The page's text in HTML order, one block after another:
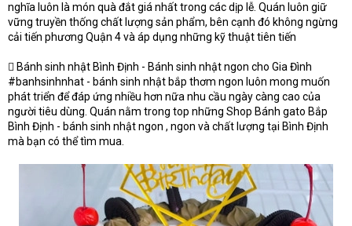
nghĩa luôn là món quà đắt giá nhất trong các dịp lễ. Quán luôn giữ
vững truyền thống chất lượng sản phẩm, bên cạnh đó không ngừng
cải tiến phương Quận 4 và áp dụng những kỹ thuật tiên tiến
 Bánh sinh nhật Bình Định - Bánh sinh nhật ngon cho Gia Đình
#banhsinhnhat - bánh sinh nhật bắp thơm ngon luôn mong muốn
phát triển để đáp ứng nhiều hơn nữa nhu cầu ngày càng cao của
người tiêu dùng. Quán nằm trong top những Shop Bánh gato Bắp
Bình Định - bánh sinh nhật ngon , ngon và chất lượng tại Bình Định
mà bạn có thể tìm mua.